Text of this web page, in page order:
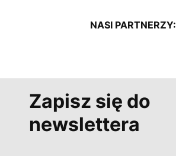
NASI PARTNERZY:
Zapisz się do
newslettera